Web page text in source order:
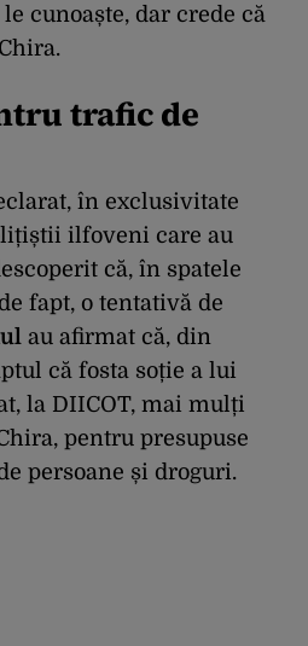
cunoaște, dar crede că
trafic de
în exclusivitate
ilfoveni care au
că, în spatele
fapt, o tentativă de
au afirmat că, din
că fosta soție a lui
la DIICOT, mai mulți
pentru presupuse
persoane și droguri.